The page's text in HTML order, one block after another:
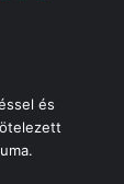
és